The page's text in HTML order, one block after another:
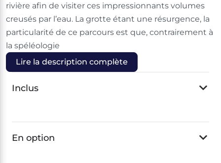
rivière afin de visiter ces impressionnants volumes
creusés par l’eau. La grotte étant une résurgence, la
particularité de ce parcours est que, contrairement à
la spéléologie
Lire la description complète
Inclus
En option